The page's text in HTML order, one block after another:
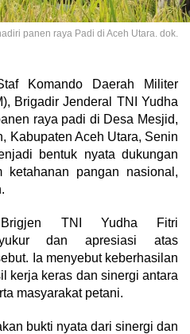
panen raya Padi di Aceh Utara. dok.
Komando Daerah Militer
Brigadir Jenderal TNI Yudha
raya padi di Desa Mesjid,
Kabupaten Aceh Utara, Senin
bentuk nyata dukungan
ketahanan pangan nasional,
Brigjen TNI Yudha Fitri
dan apresiasi atas
Ia menyebut keberhasilan
kerja keras dan sinergi antara
masyarakat petani.
bukti nyata dari sinergi dan